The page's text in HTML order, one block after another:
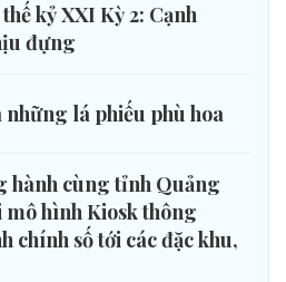
kỷ XXI Kỳ 2: Cạnh
đựng
những lá phiếu phù hoa
hành cùng tỉnh Quảng
hình Kiosk thông
chính số tới các đặc khu,